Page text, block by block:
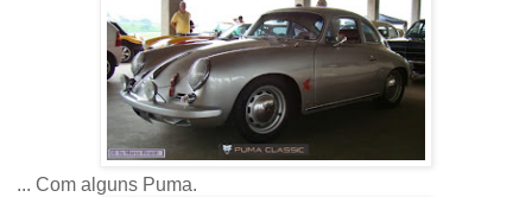
... Com alguns Puma.